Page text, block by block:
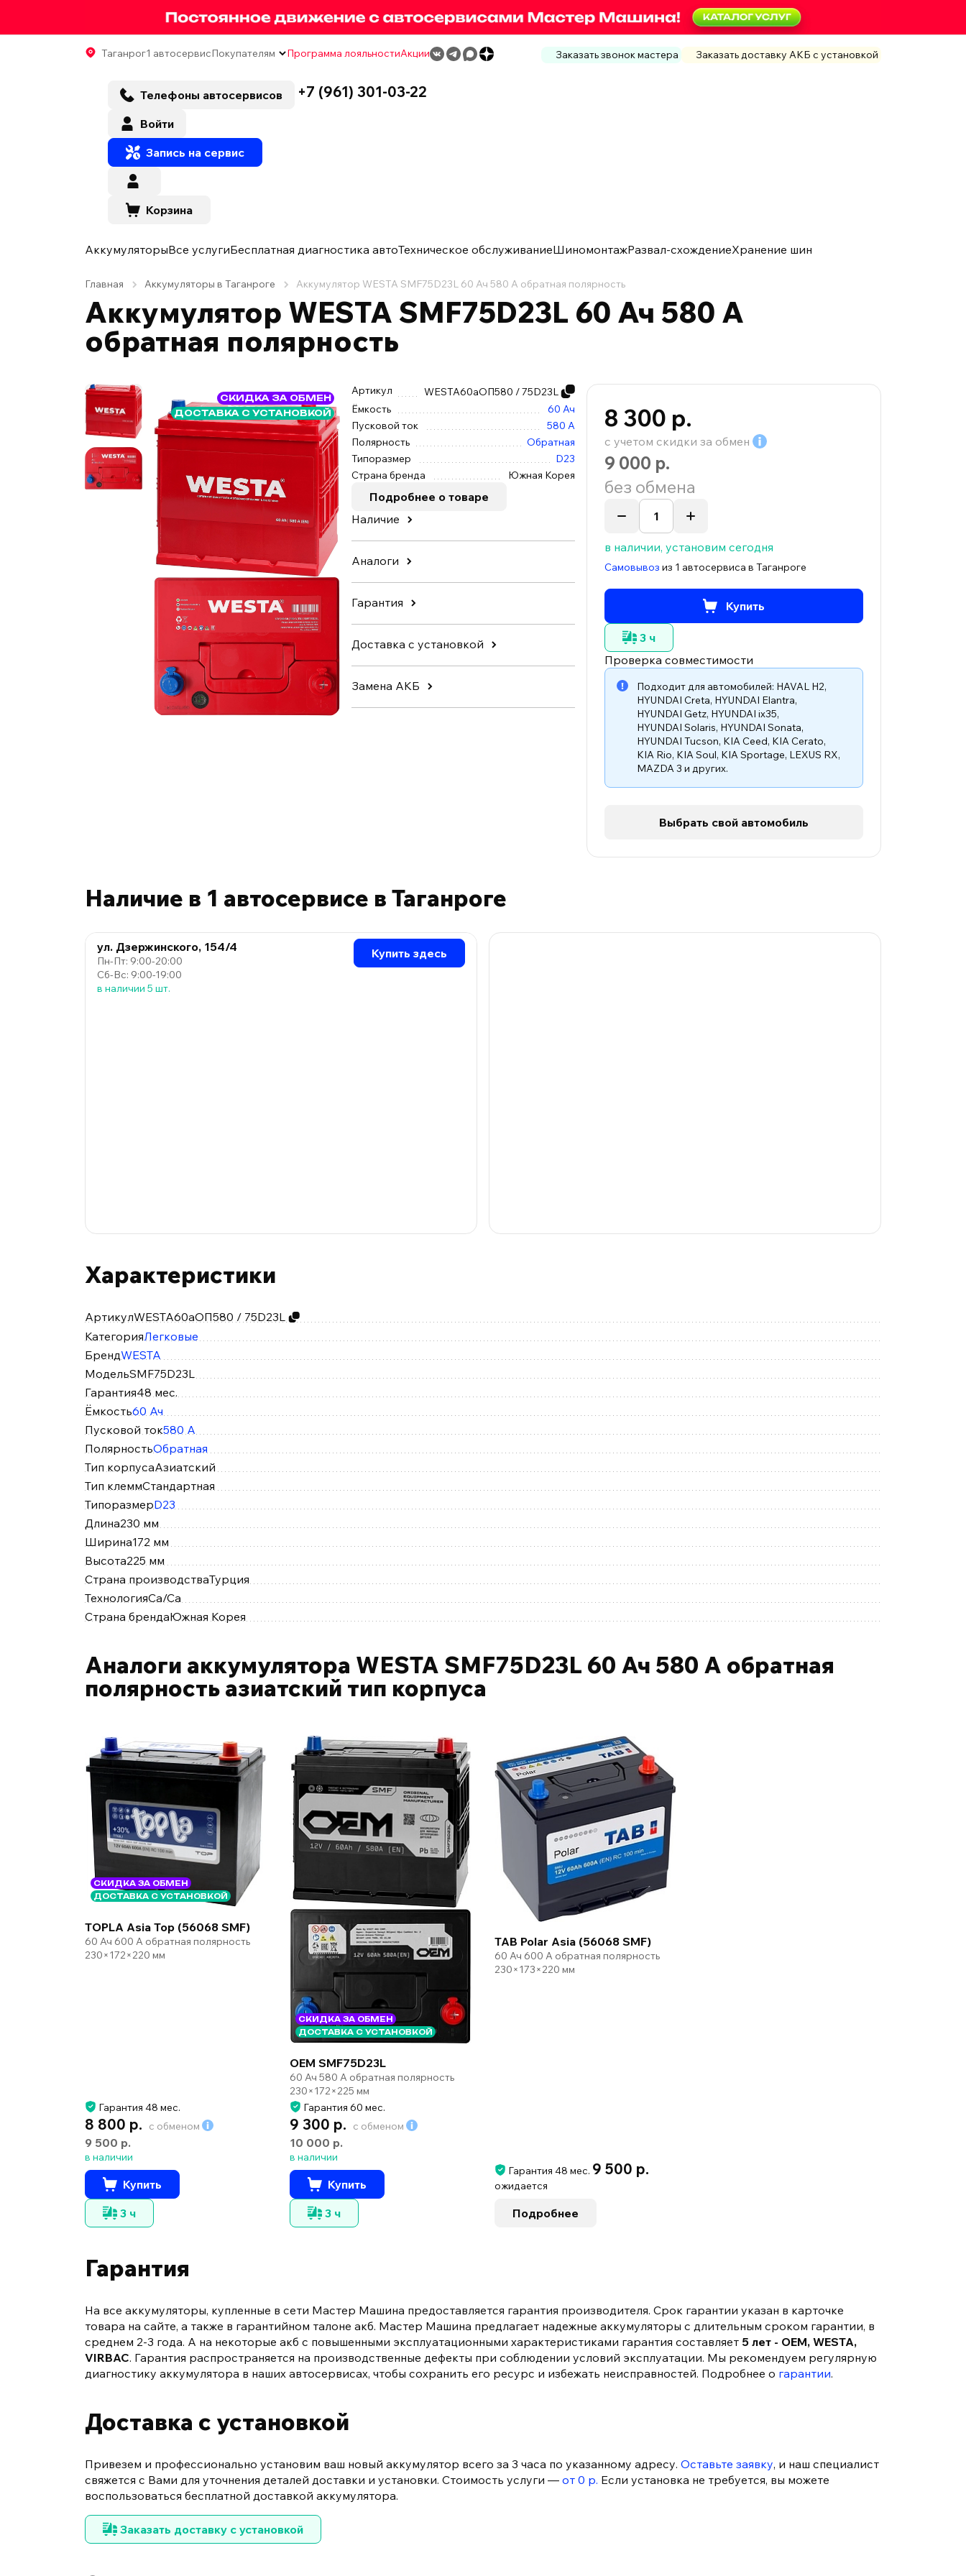
Таганрог1 автосервисПокупателям Программа лояльностиАкции Заказать звонок мастера Заказать доставку АКБ с установкой
Телефоны автосервисов +7 (961) 301-03-22
Войти
Запись на сервис
Корзина
АккумуляторыВсе услугиБесплатная диагностика автоТехническое обслуживаниеШиномонтажРазвал-схождениеХранение шин
Главная Аккумуляторы в Таганроге Аккумулятор WESTA SMF75D23L 60 Ач 580 А обратная полярность
Аккумулятор WESTA SMF75D23L 60 Ач 580 А
обратная полярность
СКИДКА ЗА ОБМЕН
ДОСТАВКА С УСТАНОВКОЙ
Артикул
WESTA60аОП580 / 75D23L
Ёмкость
60 Ач
Пусковой ток
580 А
Полярность
Обратная
Типоразмер
D23
Страна бренда
Южная Корея
Подробнее о товаре
Наличие
Аналоги
Гарантия
Доставка с установкой
Замена АКБ
8 300 р.
с учетом скидки за обмен
9 000 р.
без обмена
в наличии, установим сегодня
Самовывоз из 1 автосервиса в Таганроге
Купить
3 ч
Проверка совместимости
Подходит для автомобилей: HAVAL H2,
HYUNDAI Creta, HYUNDAI Elantra,
HYUNDAI Getz, HYUNDAI ix35,
HYUNDAI Solaris, HYUNDAI Sonata,
HYUNDAI Tucson, KIA Ceed, KIA Cerato,
KIA Rio, KIA Soul, KIA Sportage, LEXUS RX,
MAZDA 3 и других.
Выбрать свой автомобиль
Наличие в 1 автосервисе в Таганроге
ул. Дзержинского, 154/4
Пн-Пт: 9:00-20:00
Сб-Вс: 9:00-19:00
в наличии 5 шт.
Купить здесь
Характеристики
АртикулWESTA60аОП580 / 75D23L
КатегорияЛегковые
БрендWESTA
МодельSMF75D23L
Гарантия48 мес.
Ёмкость60 Ач
Пусковой ток580 А
ПолярностьОбратная
Тип корпусаАзиатский
Тип клеммСтандартная
ТипоразмерD23
Длина230 мм
Ширина172 мм
Высота225 мм
Страна производстваТурция
ТехнологияCa/Ca
Страна брендаЮжная Корея
Аналоги аккумулятора WESTA SMF75D23L 60 Ач 580 А обратная
полярность азиатский тип корпуса
СКИДКА ЗА ОБМЕН
ДОСТАВКА С УСТАНОВКОЙ
TOPLA Asia Top (56068 SMF)
60 Ач 600 А обратная полярность
230×172×220 мм
Гарантия 48 мес.
8 800 р. с обменом
9 500 р.
в наличии
Купить
3 ч
СКИДКА ЗА ОБМЕН
ДОСТАВКА С УСТАНОВКОЙ
OEM SMF75D23L
60 Ач 580 А обратная полярность
230×172×225 мм
Гарантия 60 мес.
9 300 р. с обменом
10 000 р.
в наличии
Купить
3 ч
TAB Polar Asia (56068 SMF)
60 Ач 600 А обратная полярность
230×173×220 мм
Гарантия 48 мес. 9 500 р.
ожидается
Подробнее
Гарантия
На все аккумуляторы, купленные в сети Мастер Машина предоставляется гарантия производителя. Срок гарантии указан в карточке
товара на сайте, а также в гарантийном талоне акб. Мастер Машина предлагает надежные аккумуляторы с длительным сроком гарантии, в
среднем 2-3 года. А на некоторые акб с повышенными эксплуатационными характеристиками гарантия составляет 5 лет - OEM, WESTA,
VIRBAC. Гарантия распространяется на производственные дефекты при соблюдении условий эксплуатации. Мы рекомендуем регулярную
диагностику аккумулятора в наших автосервисах, чтобы сохранить его ресурс и избежать неисправностей. Подробнее о гарантии.
Доставка с установкой
Привезем и профессионально установим ваш новый аккумулятор всего за 3 часа по указанному адресу. Оставьте заявку, и наш специалист
свяжется с Вами для уточнения деталей доставки и установки. Стоимость услуги — от 0 р. Если установка не требуется, вы можете
воспользоваться бесплатной доставкой аккумулятора.
Заказать доставку с установкой